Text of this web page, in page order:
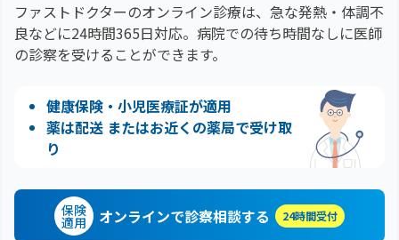
ファストドクターのオンライン診療は、急な発熱・体調不
良などに24時間365日対応。 病院での待ち時間なしに医師
の診察を受けることができます。
健康保険・小児医療証が適用
薬は配送 またはお近くの薬局で受け取
り
保険
適用 オンラインで診察相談する 24時間受付